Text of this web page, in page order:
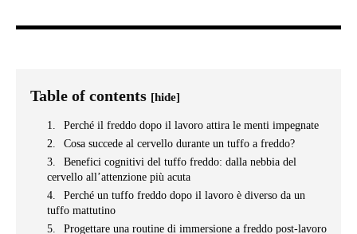
Table of contents [hide]
Perché il freddo dopo il lavoro attira le menti impegnate
Cosa succede al cervello durante un tuffo a freddo?
Benefici cognitivi del tuffo freddo: dalla nebbia del
cervello all’attenzione più acuta
Perché un tuffo freddo dopo il lavoro è diverso da un
tuffo mattutino
Progettare una routine di immersione a freddo post-lavoro